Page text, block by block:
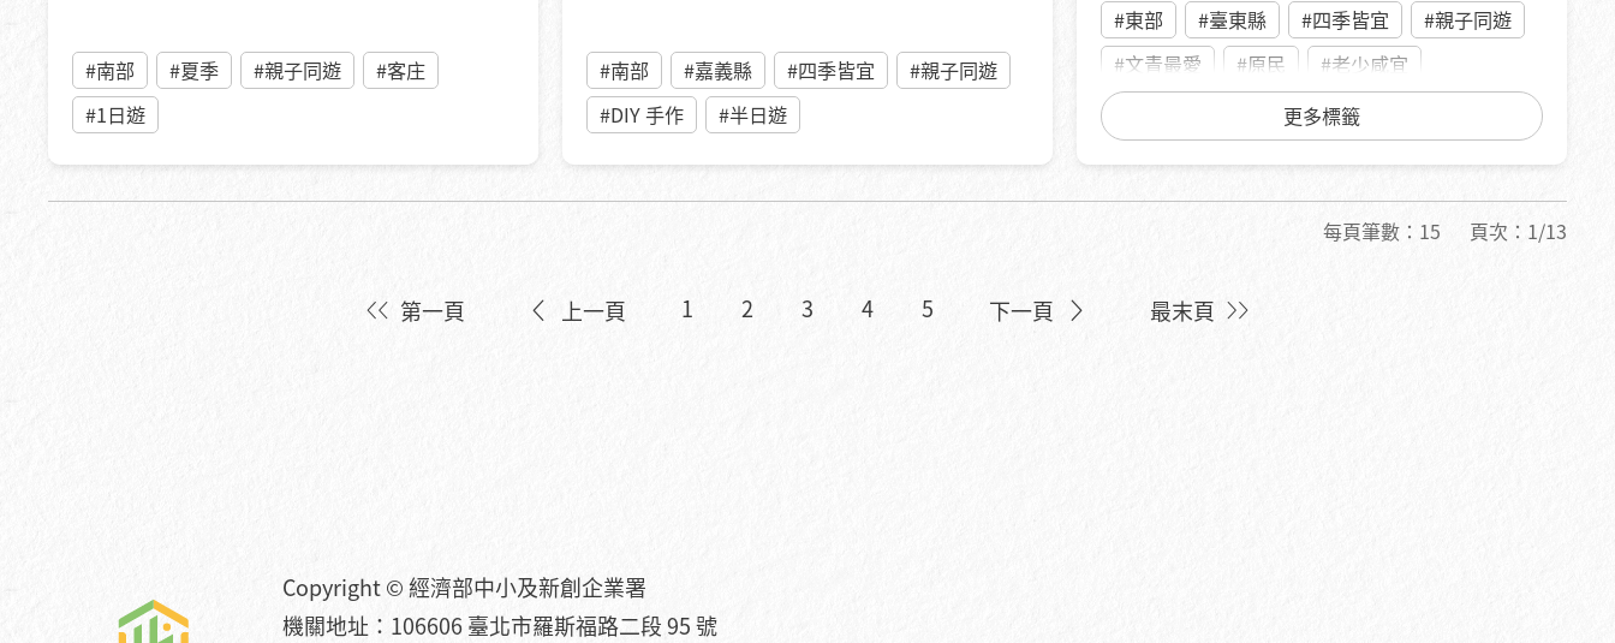
#南部 #夏季 #親子同遊
#客庄
#1日遊
#南部 #嘉義縣 #四季皆宜
#親子同遊
#DIY 手作
#半日遊
#東部 #臺東縣 #四季皆宜
#親子同遊
#文青最愛
#原民
#老少咸宜
#DIY 手作
#心靈療癒
更多標籤
每頁筆數： 15 頁次： 1/13
第一頁 上一頁 1 2 3 4 5 下一頁 最末頁
Copyright © 經濟部中小及新創企業署
機關地址：106606 臺北市羅斯福路二段 95 號